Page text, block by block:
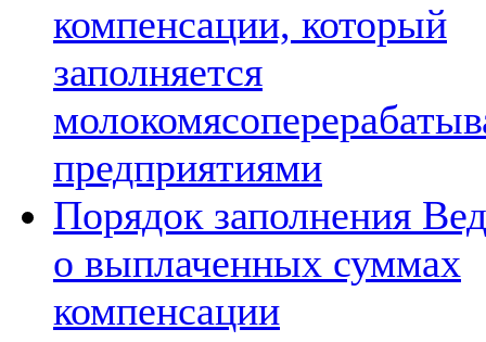
компенсации, который
заполняется
предприятиями
Порядок заполнения
о выплаченных суммах
компенсации